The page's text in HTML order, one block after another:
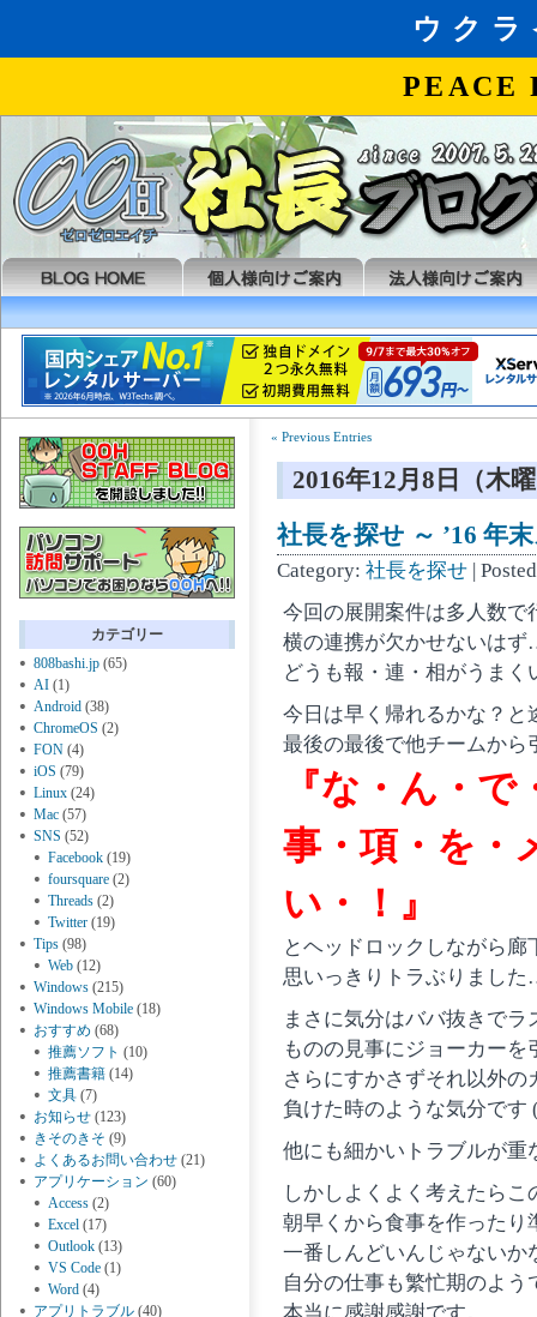
カテゴリー
808bashi.jp (65)
AI (1)
Android (38)
ChromeOS (2)
FON (4)
iOS (79)
Linux (24)
Mac (57)
SNS (52)
Facebook (19)
foursquare (2)
Threads (2)
Twitter (19)
Tips (98)
Web (12)
Windows (215)
Windows Mobile (18)
おすすめ (68)
推薦ソフト (10)
推薦書籍 (14)
文具 (7)
お知らせ (123)
きそのきそ (9)
よくあるお問い合わせ (21)
アプリケーション (60)
Access (2)
Excel (17)
Outlook (13)
VS Code (1)
Word (4)
アプリトラブル (40)
« Previous Entries
2016年12月8日（木
社長を探せ ～ ’16 年
Category: 社長を探せ |
今回の展開案件は多人数で
横の連携が欠かせないは
どうも報・連・相がうま
今日は早く帰れるかな？と
最後の最後で他チームから
『な・ん・
事・項・を・
い・！』
とヘッドロックしながら
思いっきりトラぶりまし
まさに気分はババ抜きで
ものの見事にジョーカーを
さらにすかさずそれ以外の
負けた時のような気分です
他にも細かいトラブルが重
しかしよくよく考えたら
朝早くから食事を作ったり
一番しんどいんじゃないか
自分の仕事も繁忙期のよう